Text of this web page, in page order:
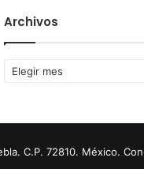
Archivos
Archivos
C.P. 72810. México.